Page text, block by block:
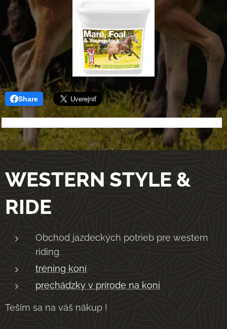
Share
WESTERN STYLE &
RIDE
Obchod jazdeckých potrieb pre western
riding
tréning koní
prechádzky v prírode na koni
Teším sa na váš nákup !